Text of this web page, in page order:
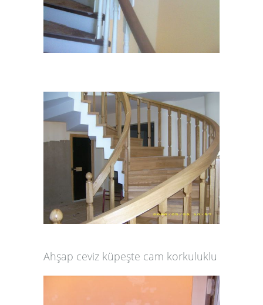
Ahşap ceviz küpeşte cam korkuluklu